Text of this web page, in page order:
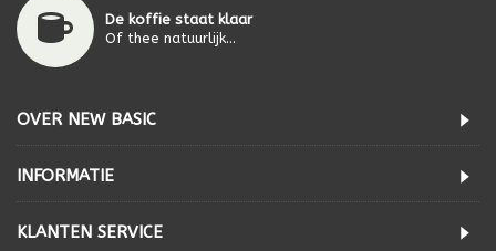
De koffie staat klaar
Of thee natuurlijk...
OVER NEW BASIC
INFORMATIE
KLANTEN SERVICE